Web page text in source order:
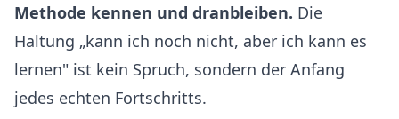
Methode kennen und dranbleiben. Die
Haltung „kann ich noch nicht, aber ich kann es
lernen" ist kein Spruch, sondern der Anfang
jedes echten Fortschritts.